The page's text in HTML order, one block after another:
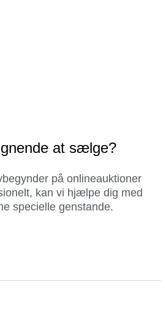
at sælge?
på onlineauktioner
kan vi hjælpe dig med
specielle genstande.